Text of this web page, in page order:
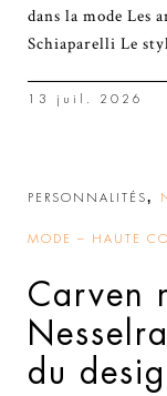
dans la mode Les
Schiaparelli Le
13 juil. 2026
PERSONNALITÉS,
MODE – HAUTE
Carven
du